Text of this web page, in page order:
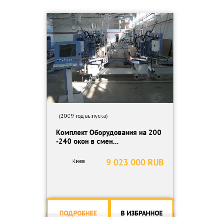
(2009 год выпуска)
Комплект Оборудования на 200
-240 окон в смен...
9 023 000 RUB
Киев
ПОДРОБНЕЕ В ИЗБРАННОЕ